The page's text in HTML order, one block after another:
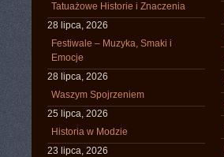
Tatuażowe Historie i Znaczenia
28 lipca, 2026
Festiwale – Muzyka, Smaki i
Emocje
28 lipca, 2026
Waszym Spojrzeniem
25 lipca, 2026
Historia w Modzie
23 lipca, 2026